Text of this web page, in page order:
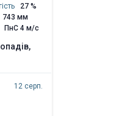
27 %
743 мм
ПнС 4 м/с
12 серп.